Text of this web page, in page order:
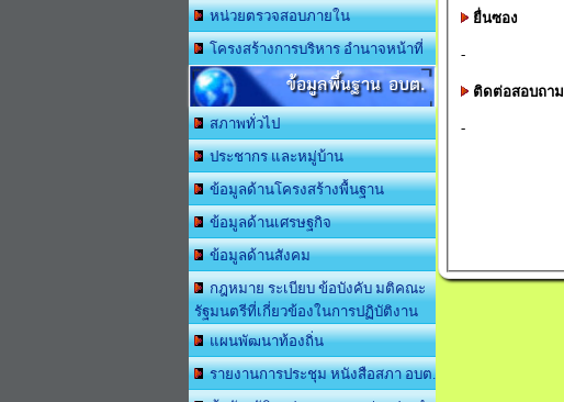
หน่วยตรวจสอบภายใน
โครงสร้างการบริหาร อำนาจหน้าที่
ข้อมูลพื้นฐาน อบต.
สภาพทั่วไป
ประชากร และหมู่บ้าน
ข้อมูลด้านโครงสร้างพื้นฐาน
ข้อมูลด้านเศรษฐกิจ
ข้อมูลด้านสังคม
กฎหมาย ระเบียบ ข้อบังคับ มติคณะ
รัฐมนตรีที่เกี่ยวข้องในการปฏิบัติงาน
แผนพัฒนาท้องถิ่น
รายงานการประชุม หนังสือสภา อบต.
ยื่นซอง
-
ติดต่อสอบถาม
-